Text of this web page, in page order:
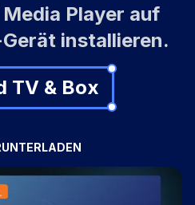
Player auf
installieren.
TV & Box